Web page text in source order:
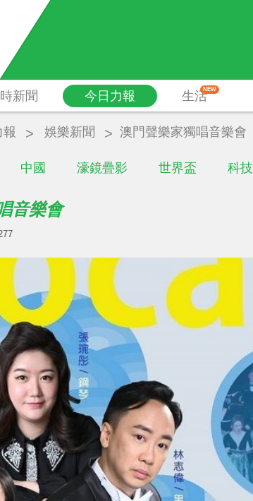
新聞 今日力報
中國 濠鏡疊影 世界盃 科技
生活NEW
報 娛樂新聞 澳門聲樂家獨唱音樂會
音樂會